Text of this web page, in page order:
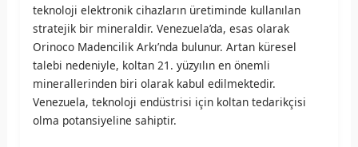
teknoloji elektronik cihazların üretiminde kullanılan
stratejik bir mineraldir. Venezuela’da, esas olarak
Orinoco Madencilik Arkı’nda bulunur. Artan küresel
talebi nedeniyle, koltan 21. yüzyılın en önemli
minerallerinden biri olarak kabul edilmektedir.
Venezuela, teknoloji endüstrisi için koltan tedarikçisi
olma potansiyeline sahiptir.